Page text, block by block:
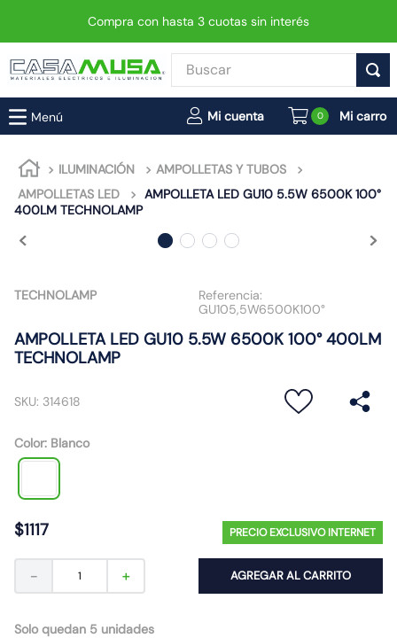
Compra con hasta 3 cuotas sin interés
Buscar
0
ILUMINACIÓN
AMPOLLETAS Y TUBOS
AMPOLLETAS LED
AMPOLLETA LED GU10 5.5W 6500K 100°
400LM TECHNOLAMP
TECHNOLAMP
Referencia:
GU105,5W6500K100°
AMPOLLETA LED GU10 5.5W 6500K 100° 400LM
TECHNOLAMP
SKU: 314618
Color: Blanco
$1117 PRECIO EXCLUSIVO INTERNET
＋
－ AGREGAR AL CARRITO
Solo quedan 5 unidades
TÉRMINOS MÁS BUSCADOS
1.
enchufe
2.
interruptor
3 .
luminaria vial led neo
6.
foco
7.
matixgo
8.
ampolleta
emergencia